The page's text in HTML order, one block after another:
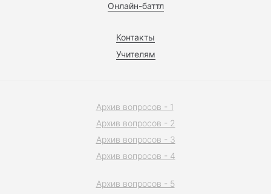
Онлайн-баттл
Контакты
Учителям
Архив вопросов - 1
Архив вопросов - 2
Архив вопросов - 3
Архив вопросов - 4
Архив вопросов - 5